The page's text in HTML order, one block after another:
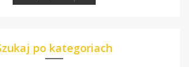
po kategoriach